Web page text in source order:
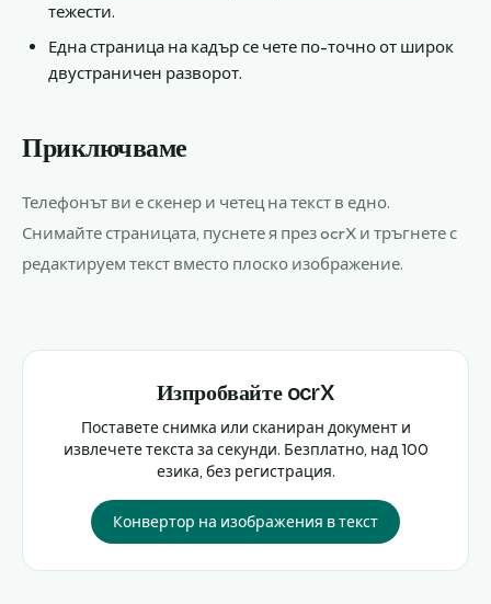
тежести.
Една страница на кадър се чете по-точно от широк
двустраничен разворот.
Приключваме
Телефонът ви е скенер и четец на текст в едно.
Снимайте страницата, пуснете я през ocrX и тръгнете с
редактируем текст вместо плоско изображение.
Изпробвайте ocrX
Поставете снимка или сканиран документ и
извлечете текста за секунди. Безплатно, над 100
езика, без регистрация.
Конвертор на изображения в текст